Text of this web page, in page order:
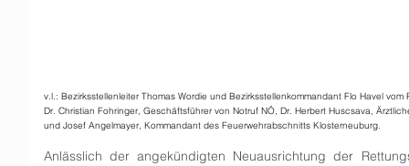
v.l.: Bezirksstellenleiter Thomas Wordie und Bezirksstellenkommandant Flo Havel
Dr. Christian Fohringer, Geschäftsführer von Notruf NÖ, Dr. Herbert Huscsava,
und Josef Angelmayer, Kommandant des Feuerwehrabschnitts Klosterneuburg.
Anlässlich der angekündigten Neuausrichtung der